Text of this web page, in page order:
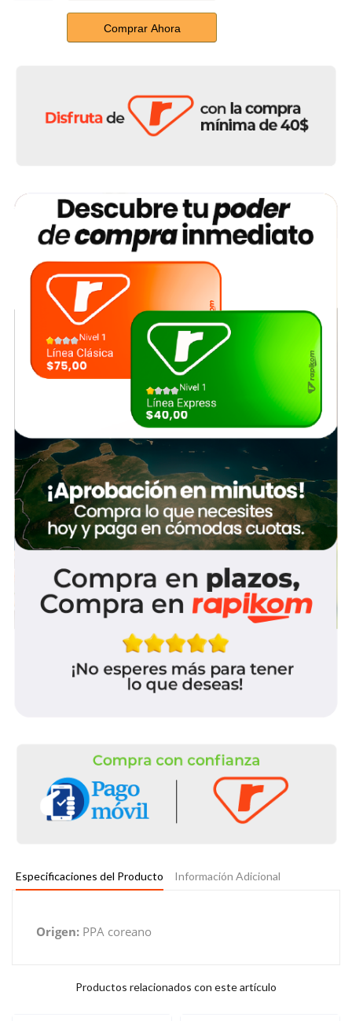
Comprar Ahora
Especificaciones del Producto Información Adicional
Origen: PPA coreano
Productos relacionados con este artículo